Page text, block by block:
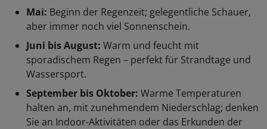
Mai: Beginn der Regenzeit; gelegentliche Schauer,
aber immer noch viel Sonnenschein.
Juni bis August: Warm und feucht mit
sporadischem Regen – perfekt für Strandtage und
Wassersport.
September bis Oktober: Warme Temperaturen
halten an, mit zunehmendem Niederschlag; denken
Sie an Indoor-Aktivitäten oder das Erkunden der